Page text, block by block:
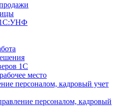
1С:УНФ
1С
место
персоналом, кадровый учет
персоналом, кадровый